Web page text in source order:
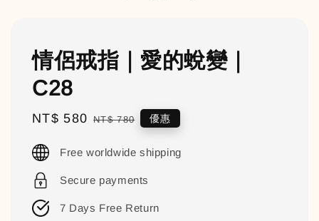
情侶戒指｜愛的蛻變｜
C28
Sale
NT$ 580 Regular
NT$ 780 優惠
Free worldwide shipping
Secure payments
7 Days Free Return